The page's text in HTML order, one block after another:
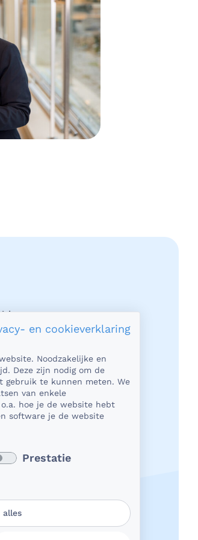
dan is het
dat je jouw
omgeving kunt
van bent dat
handen
bij
en cookieverklaring
Noodzakelijke en
Deze zijn nodig om de
gebruik te kunnen meten. We
van enkele
hoe je de website hebt
software je de website
Prestatie
alles